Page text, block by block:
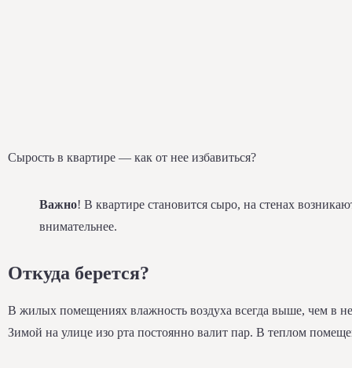
Сырость в квартире — как от нее избавиться?
Важно! В квартире становится сыро, на стенах
внимательнее.
Откуда берется?
В жилых помещениях влажность воздуха всегда выше, чем в
Зимой на улице изо рта постоянно валит пар. В теплом